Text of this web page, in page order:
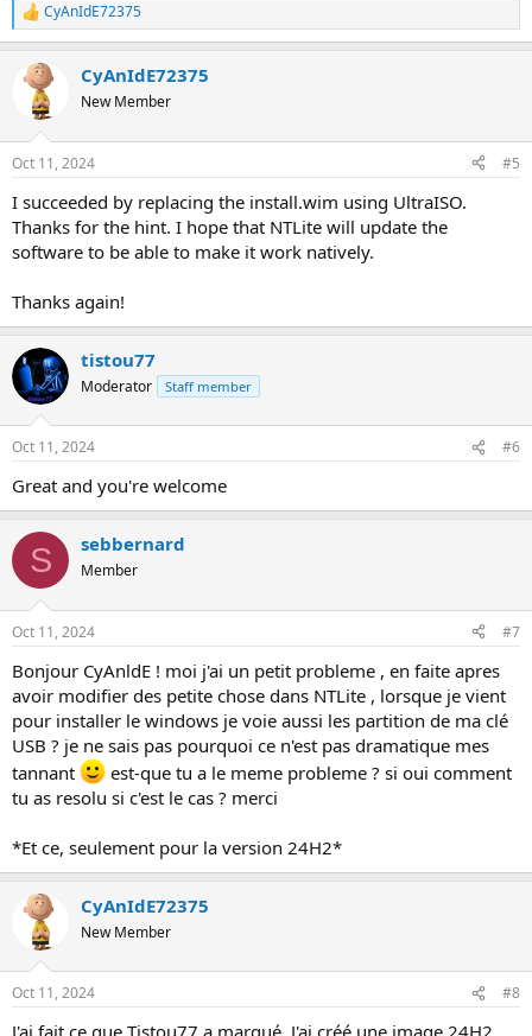
R
e
c
s
CyAnIdE72375
CyAnIdE72375
New Member
Oct 11, 2024 #5
I succeeded by replacing the install.wim using UltraISO.
Thanks for the hint. I hope that NTLite will update the
software to be able to make it work natively.
Thanks again!
tistou77
Moderator Staff member
Oct 11, 2024 #6
Great and you're welcome
S sebbernard
Member
Oct 11, 2024 #7
Bonjour CyAnldE ! moi j'ai un petit probleme , en faite apres
avoir modifier des petite chose dans NTLite , lorsque je vient
pour installer le windows je voie aussi les partition de ma clé
USB ? je ne sais pas pourquoi ce n'est pas dramatique mes
tannant
est-que tu a le meme probleme ? si oui comment
tu as resolu si c'est le cas ? merci
*Et ce, seulement pour la version 24H2*
CyAnIdE72375
New Member
Oct 11, 2024 #8
J'ai fait ce que Tistou77 a marqué. J'ai créé une image 24H2